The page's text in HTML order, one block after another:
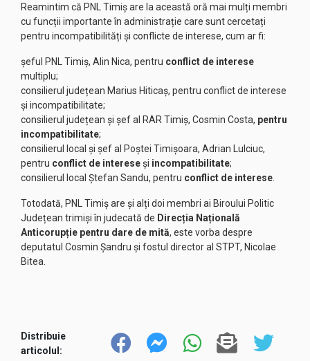
Reamintim că PNL Timiș are la această oră mai mulți membri
cu funcții importante în administrație care sunt cercetați
pentru incompatibilități și conflicte de interese, cum ar fi:
șeful PNL Timiș, Alin Nica, pentru conflict de interese
multiplu;
consilierul județean Marius Hiticaș, pentru conflict de interese
și incompatibilitate;
consilierul județean și șef al RAR Timiș, Cosmin Costa, pentru
incompatibilitate;
consilierul local și șef al Poștei Timișoara, Adrian Lulciuc,
pentru conflict de intereseși incompatibilitate;
consilierul local Ștefan Sandu, pentru conflict de interese
Totodată, PNL Timiș are și alți doi membri ai Biroului Politic
Județean trimiși în judecată de Direcția Națională
Anticorupție pentru dare de mită, este vorba despre
deputatul Cosmin Șandru și fostul director al STPT, Nicolae
Bitea.
Distribuie
articolul: